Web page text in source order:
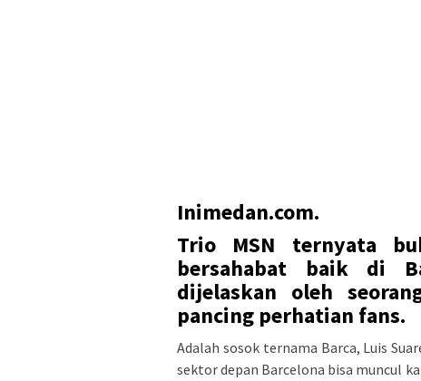
Inimedan.com.
Trio MSN ternyata
bersahabat baik di
dijelaskan oleh
pancing perhatian fans.
Adalah sosok ternama Barca, Luis
sektor depan Barcelona bisa muncul